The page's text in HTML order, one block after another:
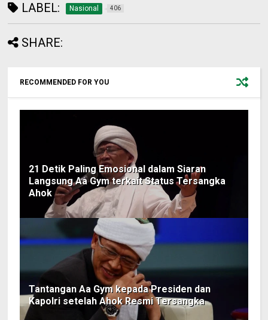
LABEL: Nasional 406
SHARE:
RECOMMENDED FOR YOU
21 Detik Paling Emosional dalam Siaran
Langsung Aa Gym terkait Status Tersangka
Ahok
Tantangan Aa Gym kepada Presiden dan
Kapolri setelah Ahok Resmi Tersangka